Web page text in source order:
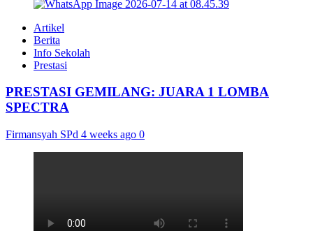
Artikel
Berita
Info Sekolah
Prestasi
PRESTASI GEMILANG: JUARA 1 LOMBA
SPECTRA
Firmansyah SPd 4 weeks ago 0